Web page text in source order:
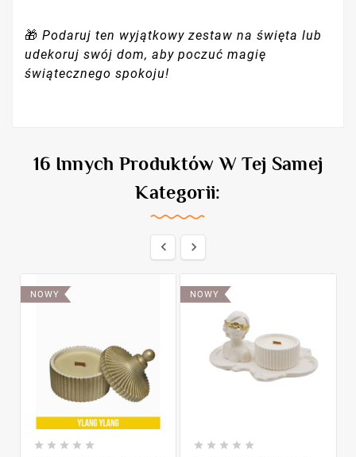
🎁 Podaruj ten wyjątkowy zestaw na święta lub
udekoruj swój dom, aby poczuć magię
świątecznego spokoju!
16 Innych Produktów W Tej Samej
Kategorii:
 
NOWY
    
NOWY
    